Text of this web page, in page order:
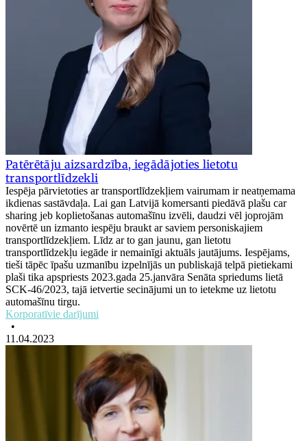
Patērētāju aizsardzība, iegādājoties lietotu
transportlīdzekli
Iespēja pārvietoties ar transportlīdzekļiem vairumam ir neatņemama
ikdienas sastāvdaļa. Lai gan Latvijā komersanti piedāvā plašu car
sharing jeb koplietošanas automašīnu izvēli, daudzi vēl joprojām
novērtē un izmanto iespēju braukt ar saviem personiskajiem
transportlīdzekļiem. Līdz ar to gan jaunu, gan lietotu
transportlīdzekļu iegāde ir nemainīgi aktuāls jautājums. Iespējams,
tieši tāpēc īpašu uzmanību izpelnījās un publiskajā telpā pietiekami
plaši tika apspriests 2023.gada 25.janvāra Senāta spriedums lietā
SCK-46/2023, tajā ietvertie secinājumi un to ietekme uz lietotu
automašīnu tirgu.
Korporatīvie darījumi
•
11.04.2023